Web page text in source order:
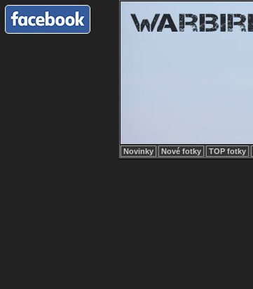
Novinky Nové fotky TOP fotky